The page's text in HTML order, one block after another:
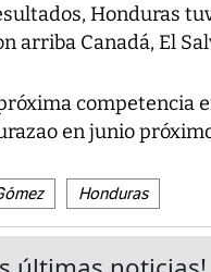
Honduras
arriba Canadá, El
competencia
en junio
Honduras